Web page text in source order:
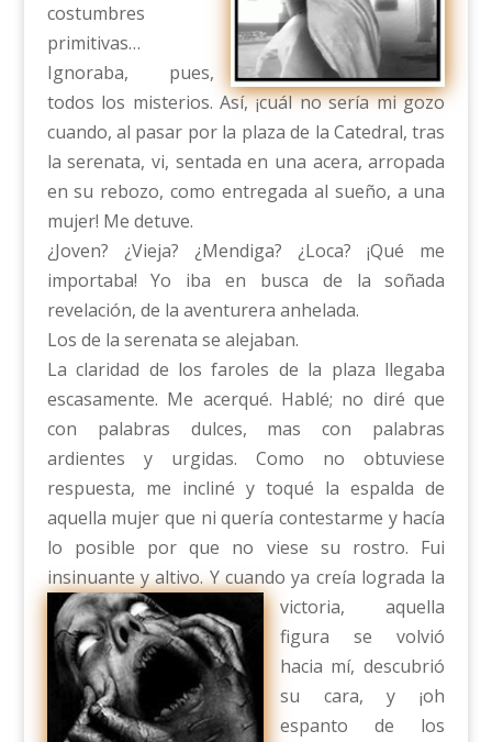
costumbres
primitivas…
Ignoraba, pues,
todos los misterios. Así, ¡cuál no sería mi gozo
cuando, al pasar por la plaza de la Catedral, tras
la serenata, vi, sentada en una acera, arropada
en su rebozo, como entregada al sueño, a una
mujer! Me detuve.
¿Joven? ¿Vieja? ¿Mendiga? ¿Loca? ¡Qué me
importaba! Yo iba en busca de la soñada
revelación, de la aventurera anhelada.
Los de la serenata se alejaban.
La claridad de los faroles de la plaza llegaba
escasamente. Me acerqué. Hablé; no diré que
con palabras dulces, mas con palabras
ardientes y urgidas. Como no obtuviese
respuesta, me incliné y toqué la espalda de
aquella mujer que ni quería contestarme y hacía
lo posible por que no viese su rostro. Fui
insinuante y altivo. Y cuando ya creía lograda la
victoria, aquella
figura se volvió
hacia mí, descubrió
su cara, y ¡oh
espanto de los